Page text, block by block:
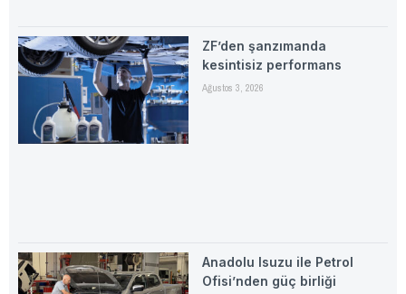
ZF’den şanzımanda
kesintisiz performans
Ağustos 3, 2026
Anadolu Isuzu ile Petrol
Ofisi’nden güç birliği